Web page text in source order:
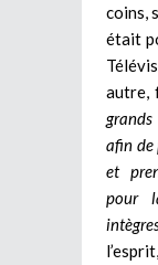
coins,
était
autre,
afin de
et
pour